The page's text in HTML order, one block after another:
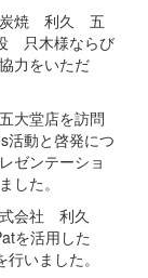
炭焼 利久 五
只木様ならび
力をいただ
大堂店を訪問
活動と啓発につ
ゼンテーショ
した。
式会社 利久
を活用した
いました。